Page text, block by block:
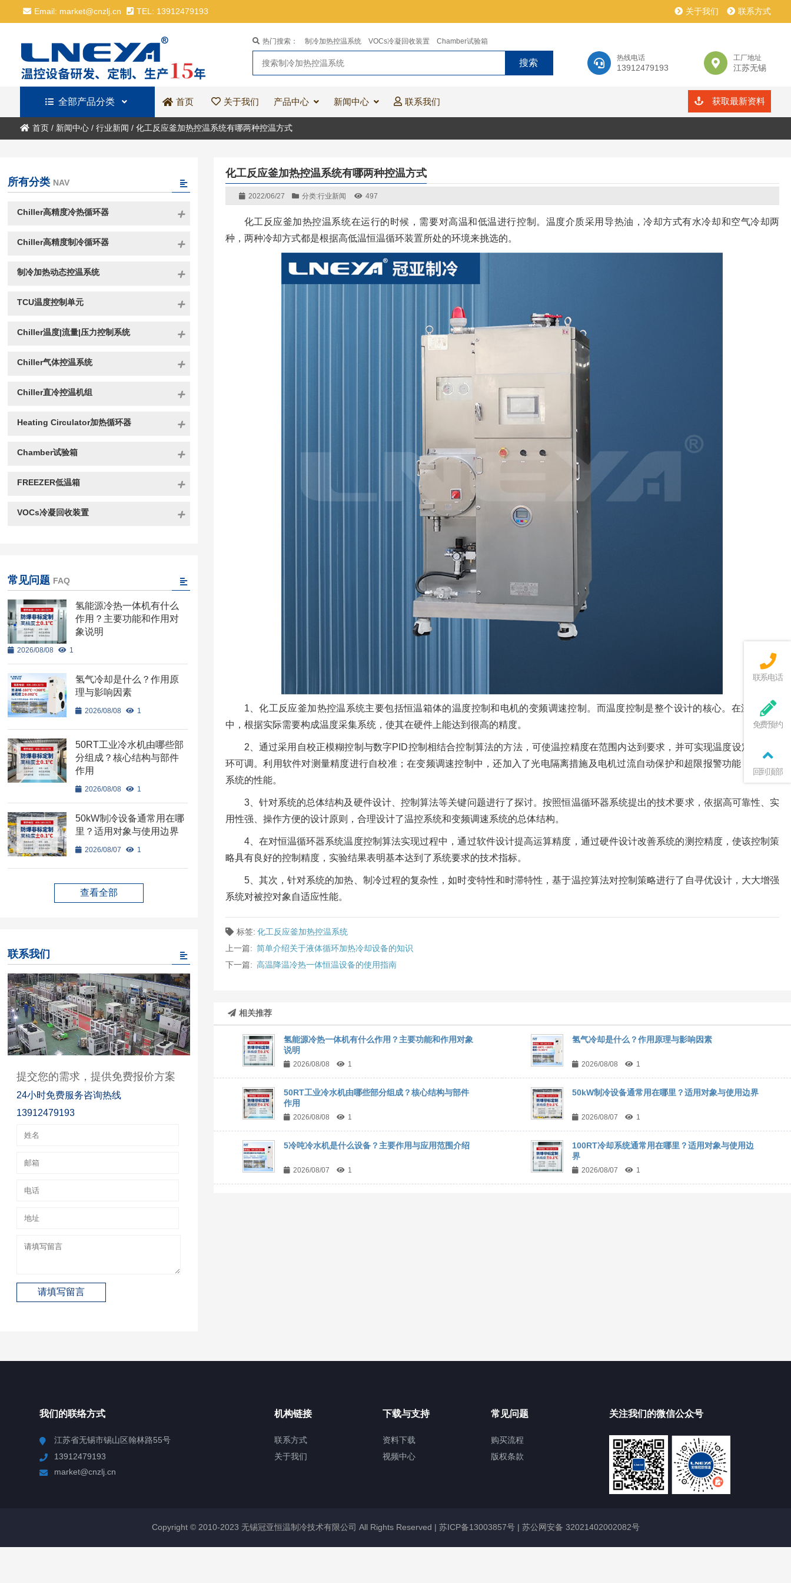
Email: market@cnzlj.cn TEL: 13912479193 关于我们 联系方式
热线电话
13912479193
工厂地址
江苏无锡
热门搜索： 制冷加热控温系统 VOCs冷凝回收装置 Chamber试验箱
全部产品分类 首页 关于我们 产品中心 新闻中心 联系我们 获取最新资料
首页/ 新闻中心/ 行业新闻 / 化工反应釜加热控温系统有哪两种控温方式
化工反应釜加热控温系统有哪两种控温方式
2022/06/27 分类:行业新闻 497
化工反应釜加热控温系统在运行的时候，需要对高温和低温进行控制。温度介质采用导热油，冷却方式有水冷却和空气冷却两
种，两种冷却方式都是根据高低温恒温循环装置所处的环境来挑选的。
1、化工反应釜加热控温系统主要包括恒温箱体的温度控制和电机的变频调速控制。而温度控制是整个设计的核心。在温度控制
中，根据实际需要构成温度采集系统，使其在硬件上能达到很高的精度。
2、通过采用自校正模糊控制与数字PID控制相结合控制算法的方法，可使温控精度在范围内达到要求，并可实现温度设定值的循
环可调。利用软件对测量精度进行自校准；在变频调速控制中，还加入了光电隔离措施及电机过流自动保护和超限报警功能，以增强
系统的性能。
3、针对系统的总体结构及硬件设计、控制算法等关键问题进行了探讨。按照恒温循环器系统提出的技术要求，依据高可靠性、实
用性强、操作方便的设计原则，合理设计了温控系统和变频调速系统的总体结构。
4、在对恒温循环器系统温度控制算法实现过程中，通过软件设计提高运算精度，通过硬件设计改善系统的测控精度，使该控制策
略具有良好的控制精度，实验结果表明基本达到了系统要求的技术指标。
5、其次，针对系统的加热、制冷过程的复杂性，如时变特性和时滞特性，基于温控算法对控制策略进行了自寻优设计，大大增强
系统对被控对象自适应性能。
标签: 化工反应釜加热控温系统
上一篇: 简单介绍关于液体循环加热冷却设备的知识
下一篇: 高温降温冷热一体恒温设备的使用指南
相关推荐
氢能源冷热一体机有什么作用？主要功能和作用对象
说明
2026/08/08 1
氢气冷却是什么？作用原理与影响因素
2026/08/08 1
50RT工业冷水机由哪些部分组成？核心结构与部件
作用
2026/08/08 1
50kW制冷设备通常用在哪里？适用对象与使用边界
2026/08/07 1
5冷吨冷水机是什么设备？主要作用与应用范围介绍
2026/08/07 1
100RT冷却系统通常用在哪里？适用对象与使用边
界
2026/08/07 1
所有分类 NAV
Chiller高精度冷热循环器
Chiller高精度制冷循环器
制冷加热动态控温系统
TCU温度控制单元
Chiller温度|流量|压力控制系统
Chiller气体控温系统
Chiller直冷控温机组
Heating Circulator加热循环器
Chamber试验箱
FREEZER低温箱
VOCs冷凝回收装置
常见问题 FAQ
氢能源冷热一体机有什么
作用？主要功能和作用对
象说明
2026/08/08 1
氢气冷却是什么？作用原
理与影响因素
2026/08/08 1
50RT工业冷水机由哪些部
分组成？核心结构与部件
作用
2026/08/08 1
50kW制冷设备通常用在哪
里？适用对象与使用边界
2026/08/07 1
查看全部
联系我们
提交您的需求，提供免费报价方案
24小时免费服务咨询热线
13912479193
我们的联络方式
江苏省无锡市锡山区翰林路55号
13912479193
market@cnzlj.cn
机构链接
联系方式
关于我们
下载与支持
资料下载
视频中心
常见问题
购买流程
版权条款
关注我们的微信公众号
Copyright © 2010-2023 无锡冠亚恒温制冷技术有限公司 All Rights Reserved | 苏ICP备13003857号| 苏公网安备 32021402002082号
联系电话
免费预约
回到顶部